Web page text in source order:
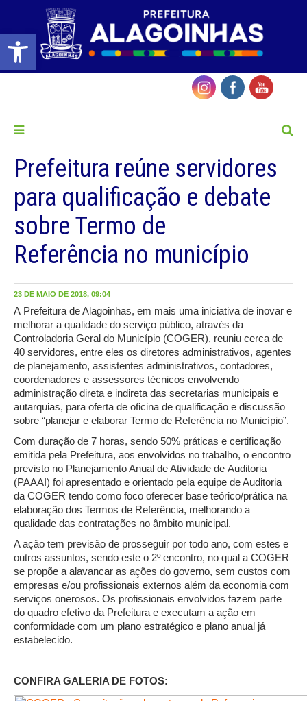
Barra de Ferramentas Aberta
Prefeitura reúne servidores
para qualificação e debate
sobre Termo de
Referência no município
23 DE MAIO DE 2018, 09:04
A Prefeitura de Alagoinhas, em mais uma iniciativa de inovar e
melhorar a qualidade do serviço público, através da
Controladoria Geral do Município (COGER), reuniu cerca de
40 servidores, entre eles os diretores administrativos, agentes
de planejamento, assistentes administrativos, contadores,
coordenadores e assessores técnicos envolvendo
administração direta e indireta das secretarias municipais e
autarquias, para oferta de oficina de qualificação e discussão
sobre “planejar e elaborar Termo de Referência no Município”.
Com duração de 7 horas, sendo 50% práticas e certificação
emitida pela Prefeitura, aos envolvidos no trabalho, o encontro
previsto no Planejamento Anual de Atividade de Auditoria
(PAAAI) foi apresentado e orientado pela equipe de Auditoria
da COGER tendo como foco oferecer base teórico/prática na
elaboração dos Termos de Referência, melhorando a
qualidade das contratações no âmbito municipal.
A ação tem previsão de prosseguir por todo ano, com estes e
outros assuntos, sendo este o 2º encontro, no qual a COGER
se propõe a alavancar as ações do governo, sem custos com
empresas e/ou profissionais externos além da economia com
serviços onerosos. Os profissionais envolvidos fazem parte
do quadro efetivo da Prefeitura e executam a ação em
conformidade com um plano estratégico e plano anual já
estabelecido.
CONFIRA GALERIA DE FOTOS: